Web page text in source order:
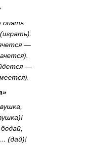
опять
—
—
(дай)!